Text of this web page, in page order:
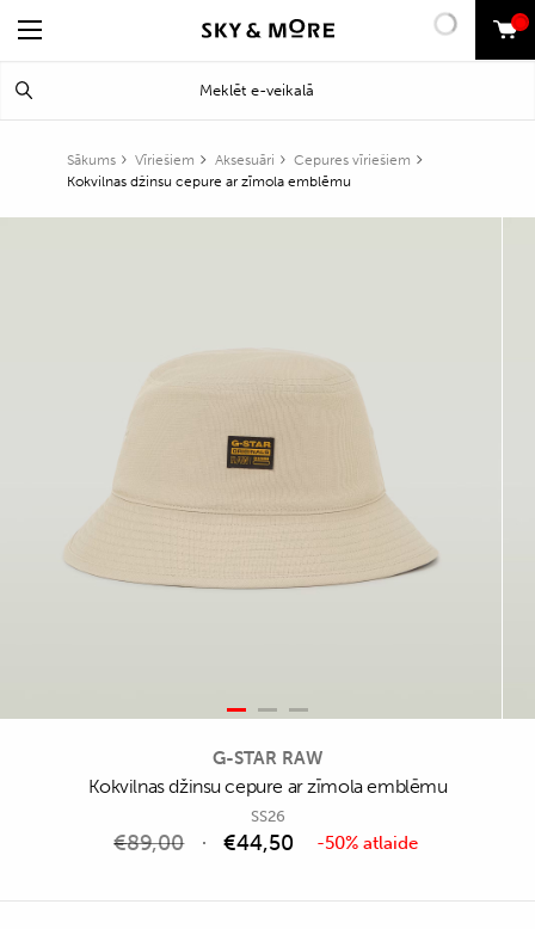
0
Sākums Vīriešiem Aksesuāri
Cepures vīriešiem
Kokvilnas džinsu cepure ar zīmola emblēmu
G-STAR RAW
Kokvilnas džinsu cepure ar zīmola emblēmu
SS26
€89,00 €44,50 -50% atlaide